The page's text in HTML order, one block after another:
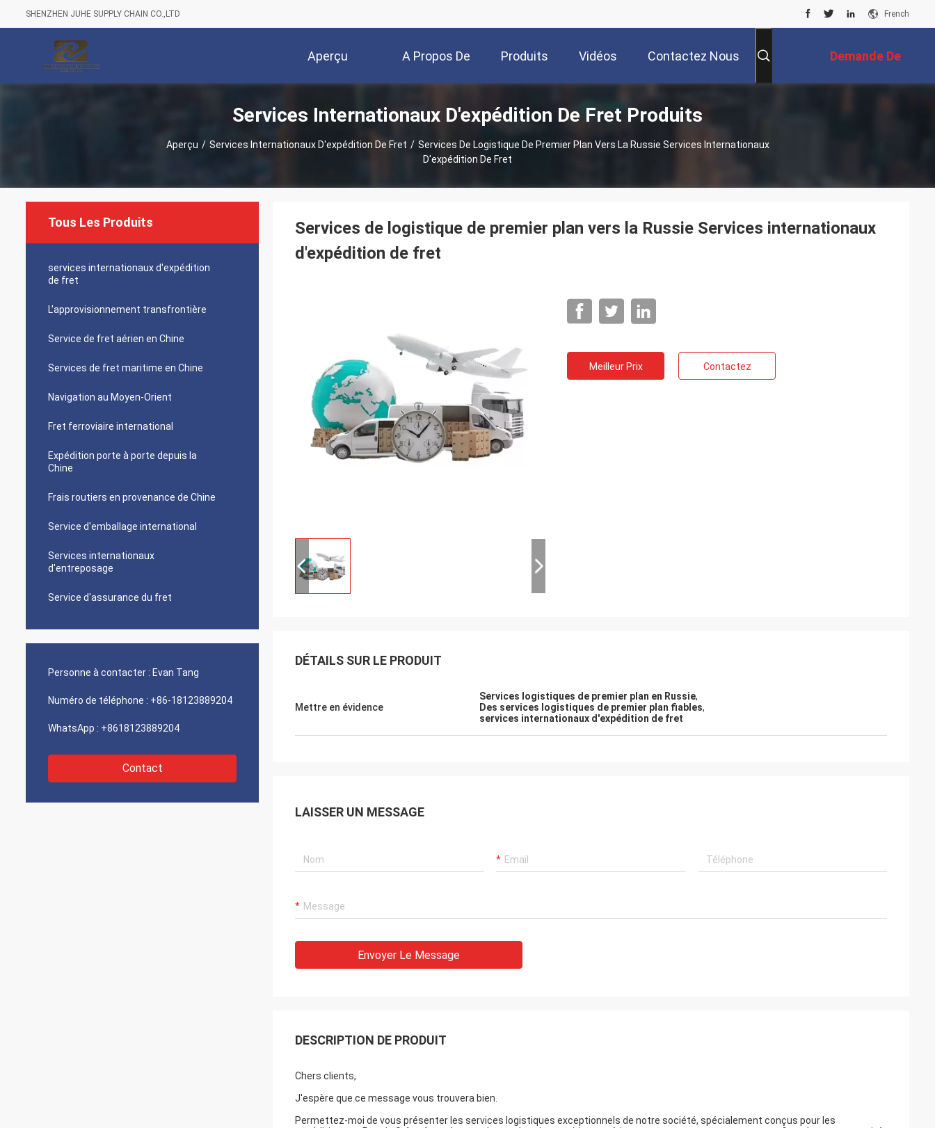
SHENZHEN JUHE SUPPLY CHAIN CO.,LTD French
Aperçu A Propos De
Nous
Produits Vidéos Contactez Nous Demande De
Soumission
Services Internationaux D'expédition De Fret Produits
Aperçu / Services Internationaux D'expédition De Fret / Services De Logistique De Premier Plan Vers La Russie Services Internationaux
D'expédition De Fret
Tous Les Produits
services internationaux d'expédition
de fret
L'approvisionnement transfrontière
Service de fret aérien en Chine
Services de fret maritime en Chine
Navigation au Moyen-Orient
Fret ferroviaire international
Expédition porte à porte depuis la
Chine
Frais routiers en provenance de Chine
Service d'emballage international
Services internationaux
d'entreposage
Service d'assurance du fret
Personne à contacter : Evan Tang
Numéro de téléphone : +86-18123889204
WhatsApp : +8618123889204
Contact
Services de logistique de premier plan vers la Russie Services internationaux
d'expédition de fret
Meilleur Prix Contactez
DÉTAILS SUR LE PRODUIT
Mettre en évidence
Services logistiques de premier plan en Russie,
Des services logistiques de premier plan fiables,
services internationaux d'expédition de fret
LAISSER UN MESSAGE
Envoyer Le Message
DESCRIPTION DE PRODUIT
Chers clients,
J'espère que ce message vous trouvera bien.
Permettez-moi de vous présenter les services logistiques exceptionnels de notre société, spécialement conçus pour les